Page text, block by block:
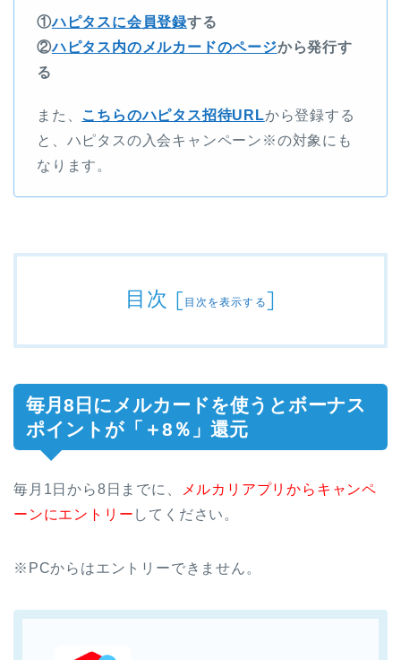
①ハピタスに会員登録する
②ハピタス内のメルカードのページから発行す
る
また、 こちらのハピタス招待URLから登録する
と、ハピタスの入会キャンペーン※の対象にも
なります。
目次 [目次を表示する]
毎月8日にメルカードを使うとボーナス
ポイントが「＋8％」還元
毎月1日から8日までに、
メルカリアプリからキャンペ
ーンにエントリー してください。
※PCからはエントリーできません。